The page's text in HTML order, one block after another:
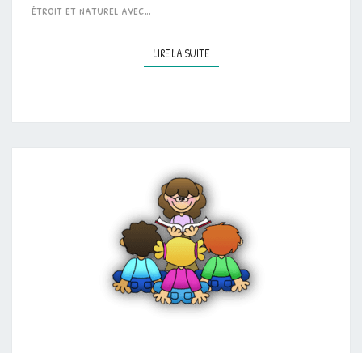
étroit et naturel avec…
LIRE LA SUITELIRE LA SUITE